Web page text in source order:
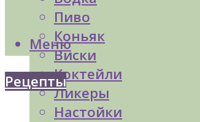
Пиво
Коньяк
Виски
Коктейли
Ликеры
Настойки
Меню
Рецепты